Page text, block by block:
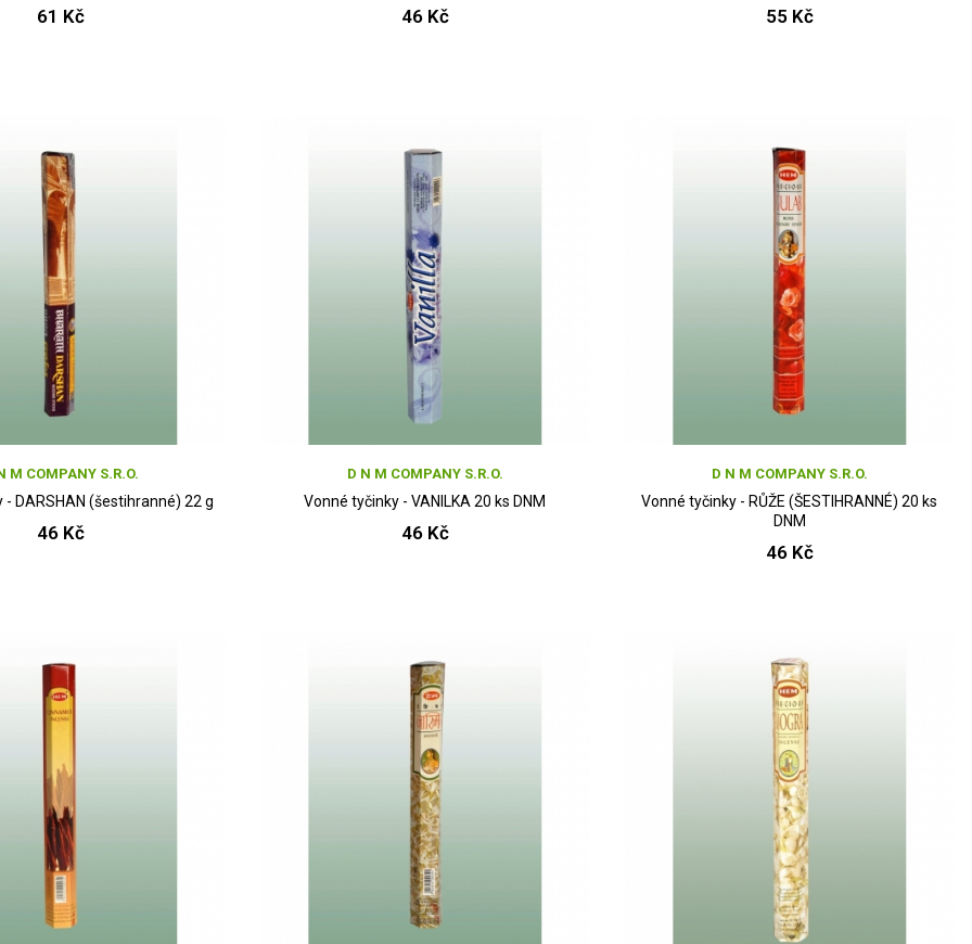
61 Kč 46 Kč 55 Kč
M COMPANY S.R.O.
- DARSHAN (šestihranné) 22 g
46 Kč
D N M COMPANY S.R.O.
Vonné tyčinky - VANILKA 20 ks DNM
46 Kč
D N M COMPANY S.R.O.
Vonné tyčinky - RŮŽE (ŠESTIHRANNÉ) 20 ks
DNM
46 Kč